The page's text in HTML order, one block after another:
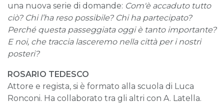
una nuova serie di domande: Com'è accaduto tutto
ciò? Chi l’ha reso possibile? Chi ha partecipato?
Perché questa passeggiata oggi è tanto importante?
E noi, che traccia lasceremo nella città per i nostri
posteri?
ROSARIO TEDESCO
Attore e regista, si è formato alla scuola di Luca
Ronconi. Ha collaborato tra gli altri con A. Latella.